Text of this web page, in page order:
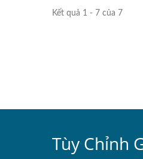
Kết quả 1 - 7 của 7
Tùy Chỉnh